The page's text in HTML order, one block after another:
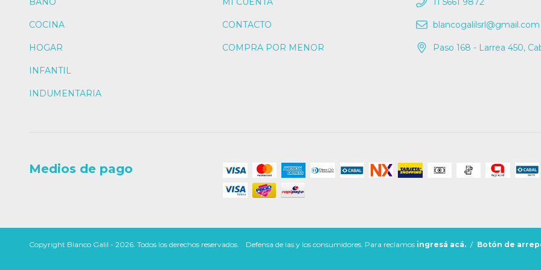
COCINA
HOGAR
INFANTIL
INDUMENTARIA
CONTACTO
COMPRA POR MENOR
blancogalilsrl@gmail.com
Paso 168 - Larrea 450,
Medios de pago
Copyright Blanco Galil - 2026. Todos los derechos reservados. Defensa de las y los consumidores. Para reclamos ingresá acá. / Botón de